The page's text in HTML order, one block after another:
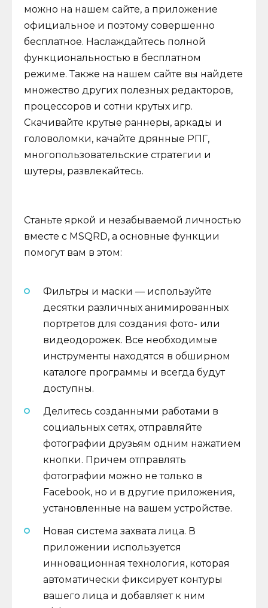
можно на нашем сайте, а приложение
официальное и поэтому совершенно
бесплатное. Наслаждайтесь полной
функциональностью в бесплатном
режиме. Также на нашем сайте вы найдете
множество других полезных редакторов,
процессоров и сотни крутых игр.
Скачивайте крутые раннеры, аркады и
головоломки, качайте дрянные РПГ,
многопользовательские стратегии и
шутеры, развлекайтесь.
Станьте яркой и незабываемой личностью
вместе с MSQRD, а основные функции
помогут вам в этом:
Фильтры и маски — используйте
десятки различных анимированных
портретов для создания фото- или
видеодорожек. Все необходимые
инструменты находятся в обширном
каталоге программы и всегда будут
доступны.
Делитесь созданными работами в
социальных сетях, отправляйте
фотографии друзьям одним нажатием
кнопки. Причем отправлять
фотографии можно не только в
Facebook, но и в другие приложения,
установленные на вашем устройстве.
Новая система захвата лица. В
приложении используется
инновационная технология, которая
автоматически фиксирует контуры
вашего лица и добавляет к ним